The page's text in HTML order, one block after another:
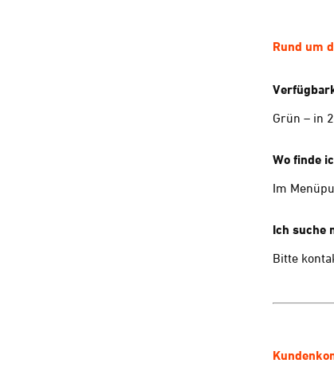
Rund um
Grün – in
Wo finde
Im
Ich suche
Bitte